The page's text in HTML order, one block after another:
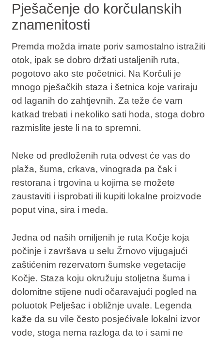
Pješačenje do korčulanskih
znamenitosti
Premda možda imate poriv samostalno istražiti
otok, ipak se dobro držati ustaljenih ruta,
pogotovo ako ste početnici. Na Korčuli je
mnogo pješačkih staza i šetnica koje variraju
od laganih do zahtjevnih. Za teže će vam
katkad trebati i nekoliko sati hoda, stoga dobro
razmislite jeste li na to spremni.
Neke od predloženih ruta odvest će vas do
plaža, šuma, crkava, vinograda pa čak i
restorana i trgovina u kojima se možete
zaustaviti i isprobati ili kupiti lokalne proizvode
poput vina, sira i meda.
Jedna od naših omiljenih je ruta Kočje koja
počinje i završava u selu Žrnovo vijugajući
zaštićenim rezervatom šumske vegetacije
Kočje. Staza koju okružuju stoljetna šuma i
dolomitne stijene nudi očaravajući pogled na
poluotok Pelješac i obližnje uvale. Legenda
kaže da su vile često posjećivale lokalni izvor
vode, stoga nema razloga da to i sami ne